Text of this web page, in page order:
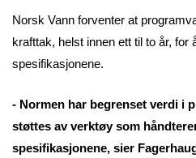
Norsk Vann forventer at
krafttak, helst innen ett til to år, for
spesifikasjonene.
- Normen har begrenset verdi i
støttes av verktøy som
spesifikasjonene, sier